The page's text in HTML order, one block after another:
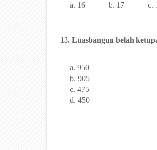
a. 16 b. 17 c.
13. Luasbangun belah
a. 950
b. 905
c. 475
d. 450